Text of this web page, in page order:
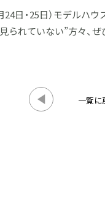
日・25日）モデルハウ
られていない”方々、ぜ
一覧に